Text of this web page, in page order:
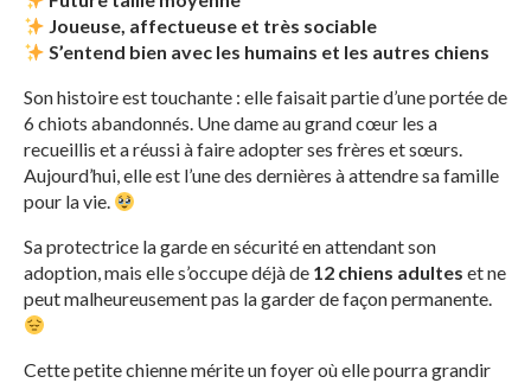
Joueuse, affectueuse et très sociable
S’entend bien avec les humains et les autres chiens
Son histoire est touchante : elle faisait partie d’une portée de
6 chiots abandonnés. Une dame au grand cœur les a
recueillis et a réussi à faire adopter ses frères et sœurs.
Aujourd’hui, elle est l’une des dernières à attendre sa famille
pour la vie.
Sa protectrice la garde en sécurité en attendant son
adoption, mais elle s’occupe déjà de 12 chiens adultes et ne
peut malheureusement pas la garder de façon permanente.
Cette petite chienne mérite un foyer où elle pourra grandir